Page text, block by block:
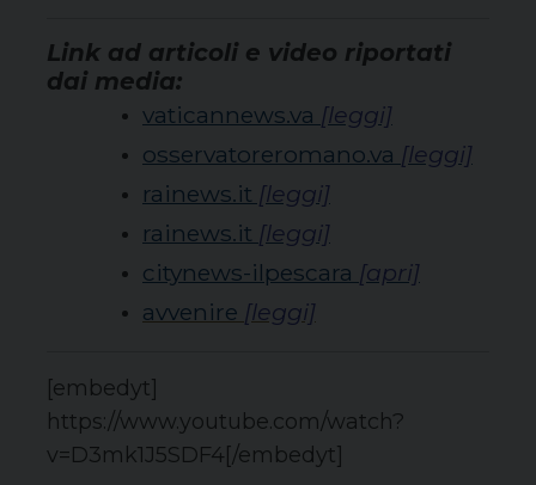
Link ad articoli e video riportati
dai media:
vaticannews.va [leggi]
osservatoreromano.va [leggi]
rainews.it [leggi]
rainews.it [leggi]
citynews-ilpescara [apri]
avvenire [leggi]
[embedyt]
https://www.youtube.com/watch?
v=D3mk1J5SDF4[/embedyt]